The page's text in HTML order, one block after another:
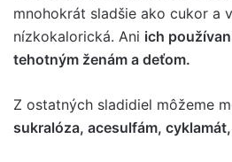
mnohokrát sladšie ako cukor a
nízkokalorická. Ani ich
tehotným ženám a deťom.
Z ostatných sladidiel môžeme
sukralóza, acesulfám,